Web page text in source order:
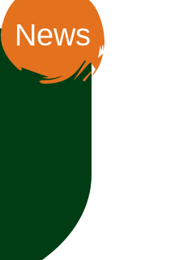
News